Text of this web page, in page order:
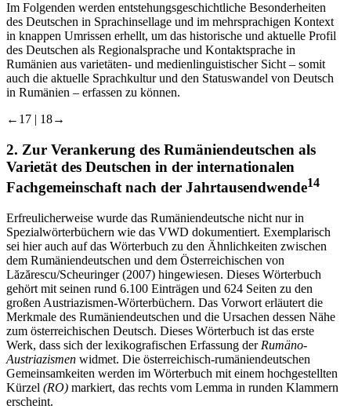
Im Folgenden werden entstehungsgeschichtliche Besonderheiten
des Deutschen in Sprachinsellage und im mehrsprachigen Kontext
in knappen Umrissen erhellt, um das historische und aktuelle Profil
des Deutschen als Regionalsprache und Kontaktsprache in
Rumänien aus varietäten- und medienlinguistischer Sicht – somit
auch die aktuelle Sprachkultur und den Statuswandel von Deutsch
in Rumänien – erfassen zu können.
←17 | 18→
2. Zur Verankerung des Rumäniendeutschen als
Varietät des Deutschen in der internationalen
Fachgemeinschaft nach der Jahrtausendwende14
Erfreulicherweise wurde das Rumäniendeutsche nicht nur in
Spezialwörterbüchern wie das VWD dokumentiert. Exemplarisch
sei hier auch auf das Wörterbuch zu den Ähnlichkeiten zwischen
dem Rumäniendeutschen und dem Österreichischen von
Lăzărescu/Scheuringer (2007) hingewiesen. Dieses Wörterbuch
gehört mit seinen rund 6.100 Einträgen und 624 Seiten zu den
großen Austriazismen-Wörterbüchern. Das Vorwort erläutert die
Merkmale des Rumäniendeutschen und die Ursachen dessen Nähe
zum österreichischen Deutsch. Dieses Wörterbuch ist das erste
Werk, dass sich der lexikografischen Erfassung der Rumäno-
Austriazismen widmet. Die österreichisch-rumäniendeutschen
Gemeinsamkeiten werden im Wörterbuch mit einem hochgestellten
Kürzel (RO) markiert, das rechts vom Lemma in runden Klammern
erscheint.